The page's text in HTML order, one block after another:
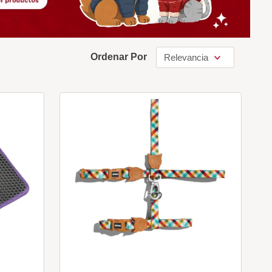
Ordenar Por Relevancia